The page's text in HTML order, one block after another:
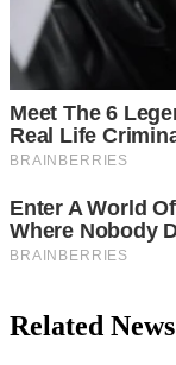
Related News